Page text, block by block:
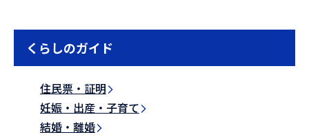
くらしのガイド
住民票・証明
妊娠・出産・子育て
結婚・離婚